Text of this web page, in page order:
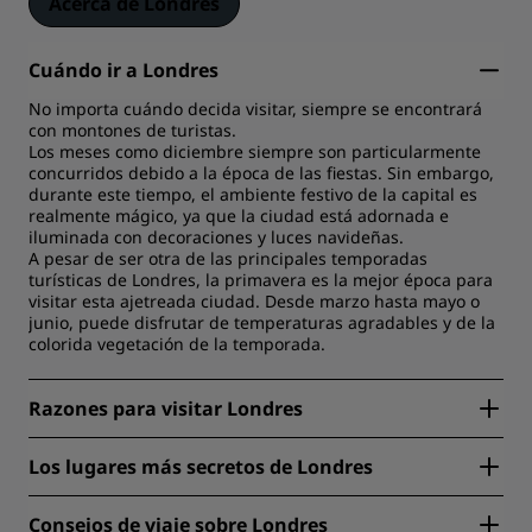
Cuándo ir a Londres
No importa cuándo decida visitar, siempre se encontrará
con montones de turistas.
Los meses como diciembre siempre son particularmente
concurridos debido a la época de las fiestas. Sin embargo,
durante este tiempo, el ambiente festivo de la capital es
realmente mágico, ya que la ciudad está adornada e
iluminada con decoraciones y luces navideñas.
A pesar de ser otra de las principales temporadas
turísticas de Londres, la primavera es la mejor época para
visitar esta ajetreada ciudad. Desde marzo hasta mayo o
junio, puede disfrutar de temperaturas agradables y de la
colorida vegetación de la temporada.
Razones para visitar Londres
un entretenimiento increíblemente bueno, Londres tiene
algo para ofrecer a todos. Al ser la capital de Inglaterra y el
Los lugares más secretos de Londres
en esta emocionante y moderna ciudad:
Consejos de viaje sobre Londres